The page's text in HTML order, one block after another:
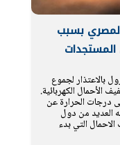
بسبب
بالاعتذار لجموع
الأحمال الكهربائية.
درجات الحرارة عن
العديد من دول
التي بدء